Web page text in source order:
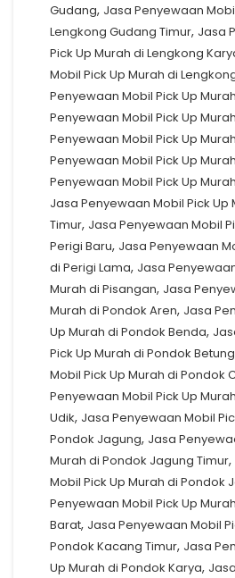
Gudang, Jasa Penyewaan
Lengkong Gudang Timur, Jasa
Pick Up Murah di Lengkong
Mobil Pick Up Murah di
Penyewaan Mobil Pick Up
Penyewaan Mobil Pick Up
Penyewaan Mobil Pick Up
Penyewaan Mobil Pick Up
Penyewaan Mobil Pick Up
Jasa Penyewaan Mobil Pick Up
Timur, Jasa Penyewaan Mobil
Perigi Baru, Jasa Penyewaan
di Perigi Lama, Jasa
Murah di Pisangan, Jasa
Murah di Pondok Aren, Jasa
Up Murah di Pondok Benda,
Pick Up Murah di Pondok Betung
Mobil Pick Up Murah di Pondok
Penyewaan Mobil Pick Up
Udik, Jasa Penyewaan Mobil
Pondok Jagung, Jasa
Murah di Pondok Jagung Timur,
Mobil Pick Up Murah di Pondok
Penyewaan Mobil Pick Up
Barat, Jasa Penyewaan Mobil
Pondok Kacang Timur, Jasa
Up Murah di Pondok Karya,